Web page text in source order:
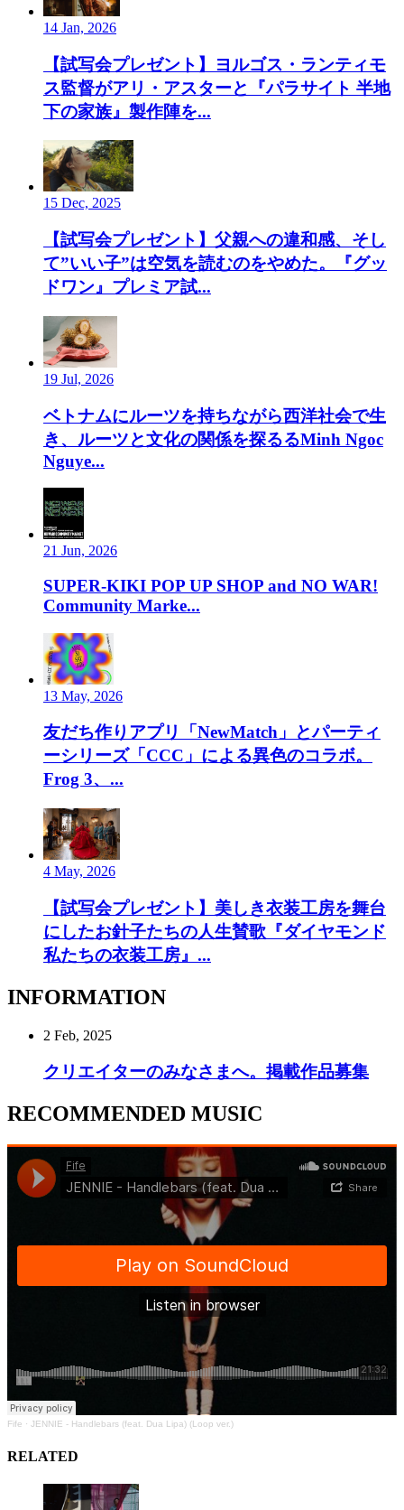
14 Jan, 2026
【試写会プレゼント】ヨルゴス・ランティモ
ス監督がアリ・アスターと『パラサイト 半地
下の家族』製作陣を...
15 Dec, 2025
【試写会プレゼント】父親への違和感、そし
て”いい子”は空気を読むのをやめた。『グッ
ドワン』プレミア試...
19 Jul, 2026
ベトナムにルーツを持ちながら西洋社会で生
き、ルーツと文化の関係を探るるMinh Ngoc
Nguye...
21 Jun, 2026
SUPER-KIKI POP UP SHOP and NO WAR!
Community Marke...
13 May, 2026
友だち作りアプリ「NewMatch」とパーティ
ーシリーズ「CCC」による異色のコラボ。
Frog 3、...
4 May, 2026
【試写会プレゼント】美しき衣装工房を舞台
にしたお針子たちの人生賛歌『ダイヤモンド
私たちの衣装工房』...
INFORMATION
2 Feb, 2025
クリエイターのみなさまへ。掲載作品募集
RECOMMENDED MUSIC
Fife · JENNIE - Handlebars (feat. Dua Lipa) (Loop ver.)
RELATED